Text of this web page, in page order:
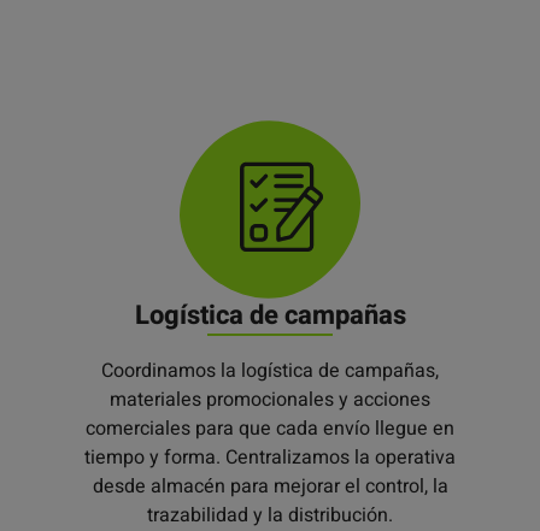
Logística de campañas
Coordinamos la logística de campañas,
materiales promocionales y acciones
comerciales para que cada envío llegue en
tiempo y forma. Centralizamos la operativa
desde almacén para mejorar el control, la
trazabilidad y la distribución.